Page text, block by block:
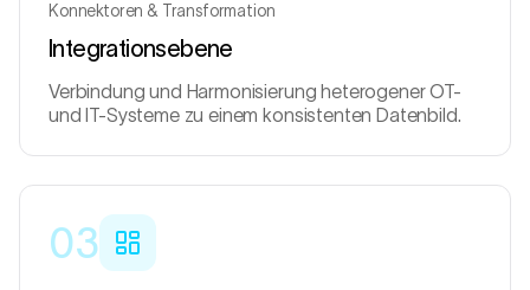
Konnektoren & Transformation
Integrationsebene
Verbindung und Harmonisierung heterogener OT-
und IT-Systeme zu einem konsistenten Datenbild.
03